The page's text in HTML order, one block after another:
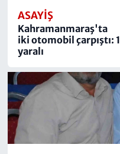
ASAYIŞ
Kahramanmaraş'ta
iki otomobil çarpıştı: 1
yaralı